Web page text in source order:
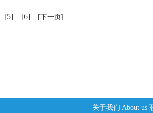
[5] [6] [下一页]
关于我们 About us